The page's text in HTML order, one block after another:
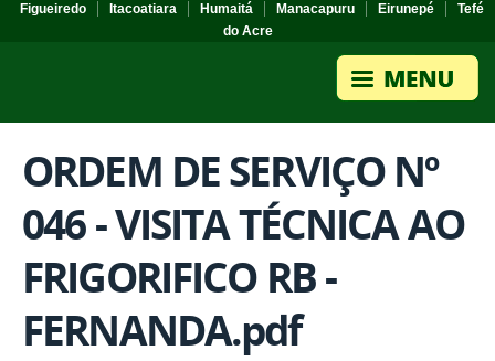
Figueiredo
Itacoatiara Humaitá Manacapuru Eirunepé
Tefé
do Acre
ORDEM DE SERVIÇO Nº
046 - VISITA TÉCNICA AO
FRIGORIFICO RB -
FERNANDA.pdf